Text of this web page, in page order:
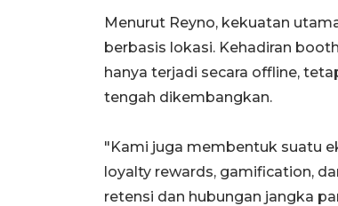
Menurut Reyno, kekuatan
berbasis lokasi. Kehadiran
hanya terjadi secara offline,
tengah dikembangkan.
"Kami juga membentuk suatu
loyalty rewards, gamification,
retensi dan hubungan jangka